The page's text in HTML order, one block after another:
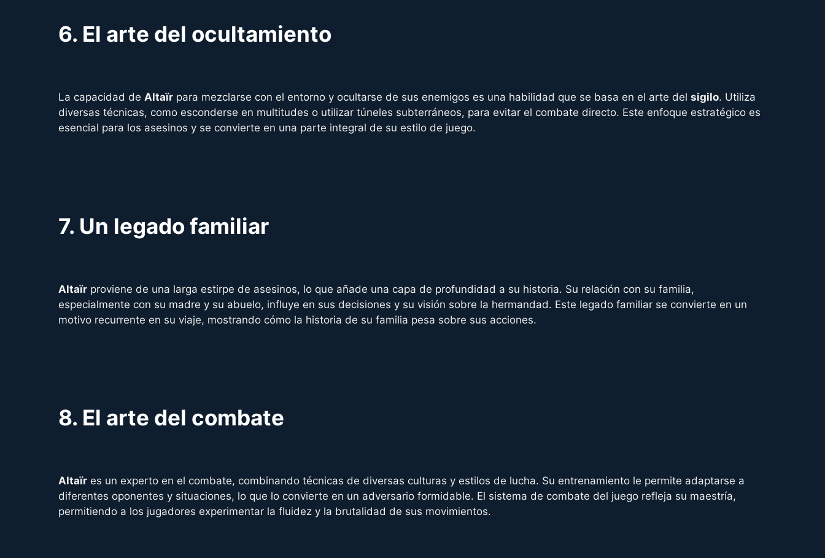
6. El arte del ocultamiento
La capacidad de Altaïrpara mezclarse con el entorno y ocultarse de sus enemigos es una habilidad que se basa en el arte del sigilo. Utiliza
diversas técnicas, como esconderse en multitudes o utilizar túneles subterráneos, para evitar el combate directo. Este enfoque estratégico es
esencial para los asesinos y se convierte en una parte integral de su estilo de juego.
7. Un legado familiar
Altaïrproviene de una larga estirpe de asesinos, lo que añade una capa de profundidad a su historia. Su relación con su familia,
especialmente con su madre y su abuelo, influye en sus decisiones y su visión sobre la hermandad. Este legado familiar se convierte en un
motivo recurrente en su viaje, mostrando cómo la historia de su familia pesa sobre sus acciones.
8. El arte del combate
Altaïres un experto en el combate, combinando técnicas de diversas culturas y estilos de lucha. Su entrenamiento le permite adaptarse a
diferentes oponentes y situaciones, lo que lo convierte en un adversario formidable. El sistema de combate del juego refleja su maestría,
permitiendo a los jugadores experimentar la fluidez y la brutalidad de sus movimientos.